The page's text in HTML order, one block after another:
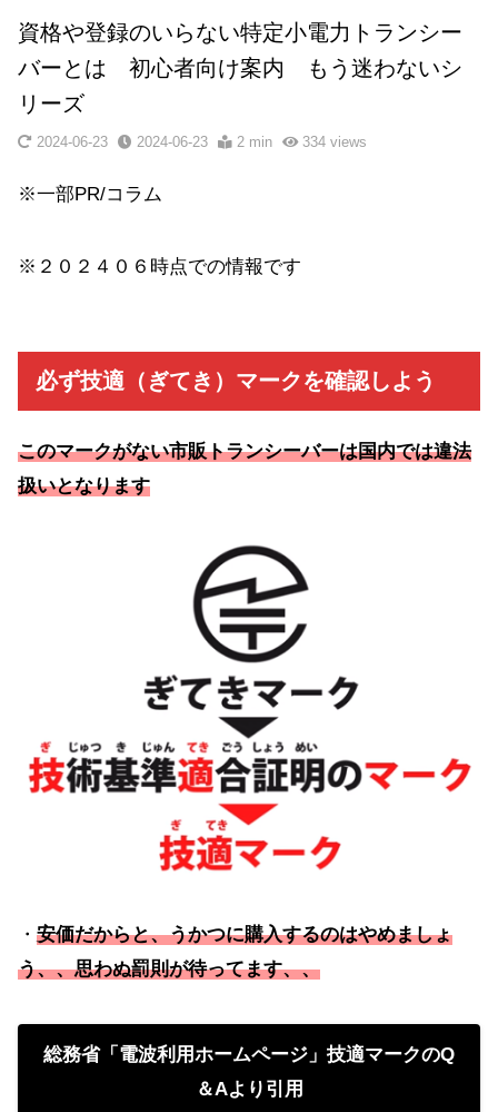
資格や登録のいらない特定小電力トランシー
バーとは 初心者向け案内 もう迷わないシ
リーズ
2024-06-23 2024-06-23 2 min 334views
※一部PR/コラム
※２０２４０６時点での情報です
必ず技適（ぎてき）マークを確認しよう
このマークがない市販トランシーバーは国内では違法
扱いとなります
・ 安価だからと、うかつに購入するのはやめましょ
う、、思わぬ罰則が待ってます、、
総務省「電波利用ホームページ」技適マークのQ
＆Aより引用